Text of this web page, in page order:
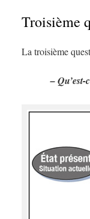
Troisième
La troisième
–